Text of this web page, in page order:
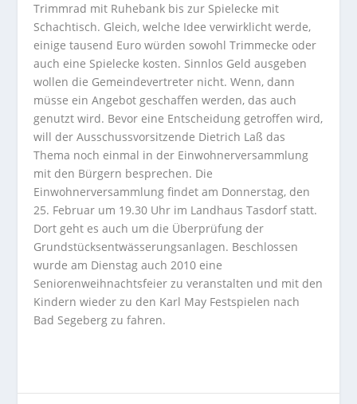
Trimmrad mit Ruhebank bis zur Spielecke mit
Schachtisch. Gleich, welche Idee verwirklicht werde,
einige tausend Euro würden sowohl Trimmecke oder
auch eine Spielecke kosten. Sinnlos Geld ausgeben
wollen die Gemeindevertreter nicht. Wenn, dann
müsse ein Angebot geschaffen werden, das auch
genutzt wird. Bevor eine Entscheidung getroffen wird,
will der Ausschussvorsitzende Dietrich Laß das
Thema noch einmal in der Einwohnerversammlung
mit den Bürgern besprechen. Die
Einwohnerversammlung findet am Donnerstag, den
25. Februar um 19.30 Uhr im Landhaus Tasdorf statt.
Dort geht es auch um die Überprüfung der
Grundstücksentwässerungsanlagen. Beschlossen
wurde am Dienstag auch 2010 eine
Seniorenweihnachtsfeier zu veranstalten und mit den
Kindern wieder zu den Karl May Festspielen nach
Bad Segeberg zu fahren.